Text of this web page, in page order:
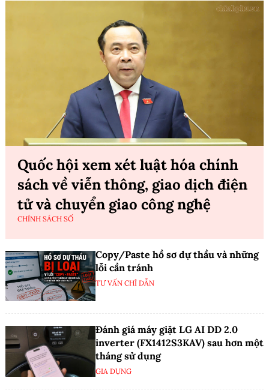
Quốc hội xem xét luật hóa chính
sách về viễn thông, giao dịch điện
tử và chuyển giao công nghệ
CHÍNH SÁCH SỐ
Copy/Paste hồ sơ dự thầu và những
lỗi cần tránh
TƯ VẤN CHỈ DẪN
Đánh giá máy giặt LG AI DD 2.0
inverter (FX1412S3KAV) sau hơn một
tháng sử dụng
GIA DỤNG